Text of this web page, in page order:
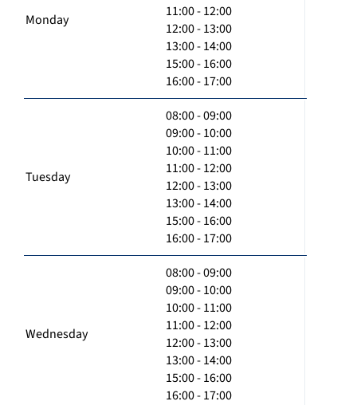
Monday
11:00 - 12:00
12:00 - 13:00
13:00 - 14:00
15:00 - 16:00
16:00 - 17:00
Tuesday
08:00 - 09:00
09:00 - 10:00
10:00 - 11:00
11:00 - 12:00
12:00 - 13:00
13:00 - 14:00
15:00 - 16:00
16:00 - 17:00
Wednesday
08:00 - 09:00
09:00 - 10:00
10:00 - 11:00
11:00 - 12:00
12:00 - 13:00
13:00 - 14:00
15:00 - 16:00
16:00 - 17:00